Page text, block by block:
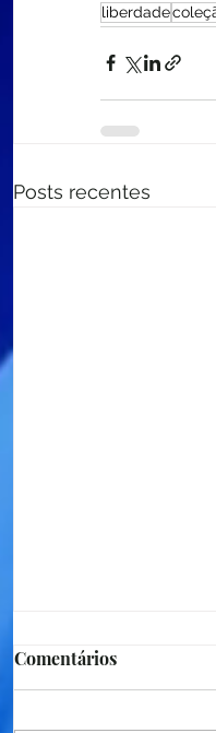
liberdade
Posts recentes
Comentários